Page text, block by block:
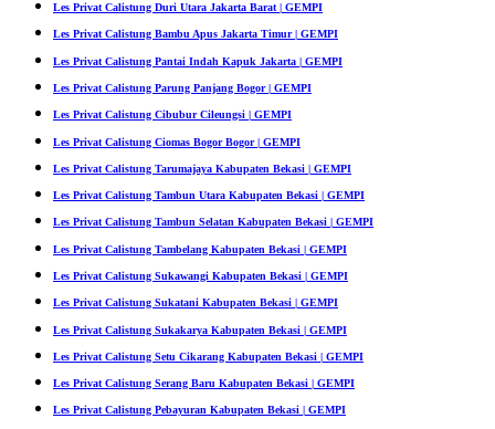
Les Privat Calistung Duri Utara Jakarta Barat | GEMPI
Les Privat Calistung Bambu Apus Jakarta Timur | GEMPI
Les Privat Calistung Pantai Indah Kapuk Jakarta | GEMPI
Les Privat Calistung Parung Panjang Bogor | GEMPI
Les Privat Calistung Cibubur Cileungsi | GEMPI
Les Privat Calistung Ciomas Bogor Bogor | GEMPI
Les Privat Calistung Tarumajaya Kabupaten Bekasi | GEMPI
Les Privat Calistung Tambun Utara Kabupaten Bekasi | GEMPI
Les Privat Calistung Tambun Selatan Kabupaten Bekasi | GEMPI
Les Privat Calistung Tambelang Kabupaten Bekasi | GEMPI
Les Privat Calistung Sukawangi Kabupaten Bekasi | GEMPI
Les Privat Calistung Sukatani Kabupaten Bekasi | GEMPI
Les Privat Calistung Sukakarya Kabupaten Bekasi | GEMPI
Les Privat Calistung Setu Cikarang Kabupaten Bekasi | GEMPI
Les Privat Calistung Serang Baru Kabupaten Bekasi | GEMPI
Les Privat Calistung Pebayuran Kabupaten Bekasi | GEMPI